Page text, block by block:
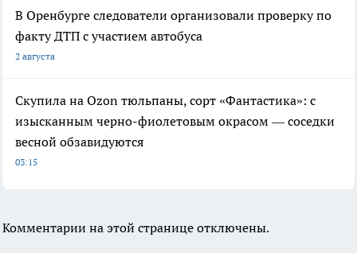
В Оренбурге следователи организовали проверку по
факту ДТП с участием автобуса
2 августа
Скупила на Ozon тюльпаны, сорт «Фантастика»: с
изысканным черно-фиолетовым окрасом — соседки
весной обзавидуются
03:15
Комментарии на этой странице отключены.